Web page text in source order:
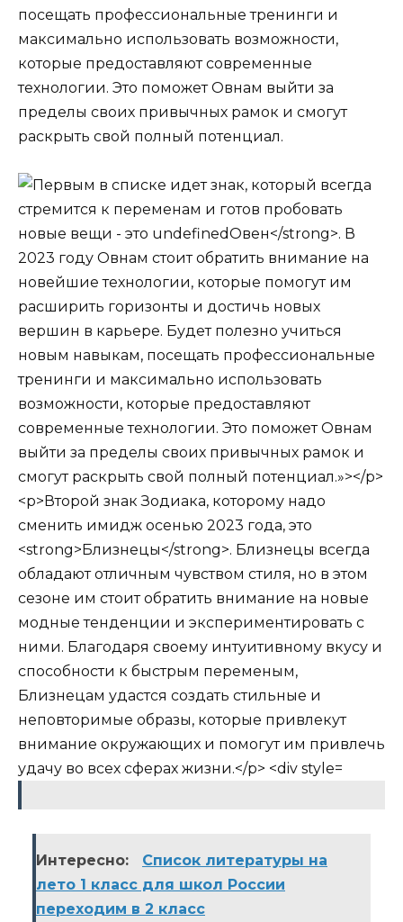
посещать профессиональные тренинги и
максимально использовать возможности,
которые предоставляют современные
технологии. Это поможет Овнам выйти за
пределы своих привычных рамок и смогут
раскрыть свой полный потенциал.
Интересно:
Список литературы на
лето 1 класс для школ России
переходим в 2 класс